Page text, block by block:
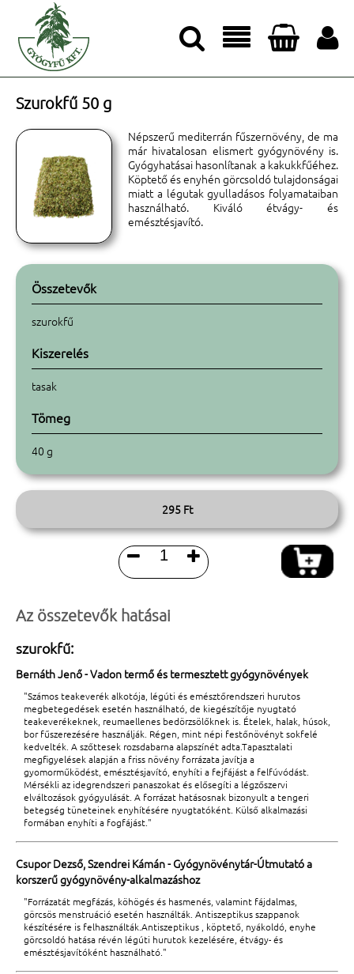




Szurokfű 50 g
Népszerű mediterrán fűszernövény, de ma
már hivatalosan elismert gyógynövény is.
Gyógyhatásai hasonlítanak a kakukkfűéhez.
Köptető és enyhén görcsoldó tulajdonságai
miatt a légutak gyulladásos folyamataiban
használható. Kiváló étvágy- és
emésztésjavító.
Összetevők
szurokfű
Kiszerelés
tasak
Tömeg
40 g
295 Ft
 
Az összetevők hatásai
szurokfű:
Bernáth Jenő - Vadon termő és termesztett gyógynövények
"Számos teakeverék alkotója, légúti és emésztőrendszeri hurutos
megbetegedések esetén használható, de kiegészítője nyugtató
teakeverékeknek, reumaellenes bedörzsölőknek is. Ételek, halak, húsok,
bor fűszerezésére használják. Régen, mint népi festőnövényt sokfelé
kedvelték. A szőttesek rozsdabarna alapszínét adta.Tapasztalati
megfigyelések alapján a friss növény forrázata javítja a
gyomorműködést, emésztésjavító, enyhíti a fejfájást a felfúvódást.
Mérsékli az idegrendszeri panaszokat és elősegíti a légzőszervi
elváltozások gyógyulását. A forrázat hatásosnak bizonyult a tengeri
betegség tüneteinek enyhítésére nyugtatóként. Külső alkalmazási
formában enyhíti a fogfájást."
Csupor Dezső, Szendrei Kámán - Gyógynövénytár-Útmutató a
korszerű gyógynövény-alkalmazáshoz
"Forrázatát megfázás, köhögés és hasmenés, valamint fájdalmas,
görcsös menstruáció esetén használták. Antiszeptikus szappanok
készítésére is felhasználták.Antiszeptikus , köptető, nyákoldó, enyhe
görcsoldó hatása révén légúti hurutok kezelésére, étvágy- és
emésztésjavítóként használható."